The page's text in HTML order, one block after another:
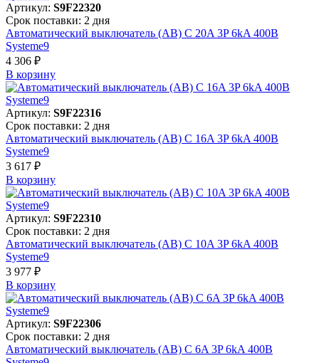
Артикул: S9F22320
Срок поставки: 2 дня
Автоматический выключатель (АВ) C 20A 3P 6kA 400В
Systeme9
4 306 ₽
В корзинy
Артикул: S9F22316
Срок поставки: 2 дня
Автоматический выключатель (АВ) C 16A 3P 6kA 400В
Systeme9
3 617 ₽
В корзинy
Артикул: S9F22310
Срок поставки: 2 дня
Автоматический выключатель (АВ) C 10A 3P 6kA 400В
Systeme9
3 977 ₽
В корзинy
Артикул: S9F22306
Срок поставки: 2 дня
Автоматический выключатель (АВ) C 6A 3P 6kA 400В